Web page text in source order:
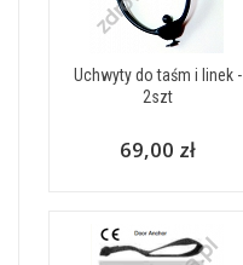
Uchwyty do taśm i linek -
2szt
69,00 zł